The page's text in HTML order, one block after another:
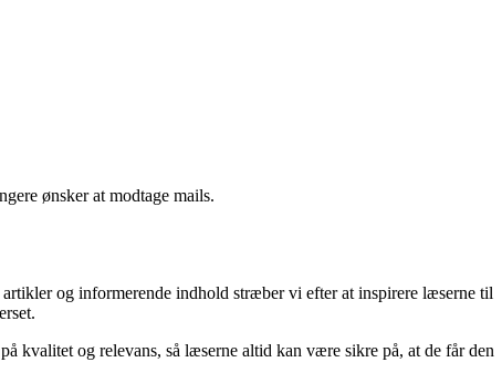
ønsker at modtage mails.
og informerende indhold stræber vi efter at inspirere læserne til
kvalitet og relevans, så læserne altid kan være sikre på, at de får den